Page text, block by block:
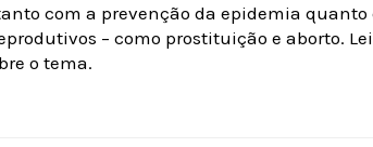
com a prevenção da epidemia quanto
– como prostituição e aborto.
o tema.